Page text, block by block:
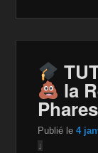
o
k
la
Phares
Publié le4
↓